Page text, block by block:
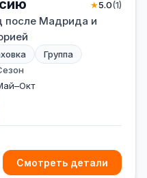
★5.0(1)
после Мадрида и
Группа
Смотреть детали